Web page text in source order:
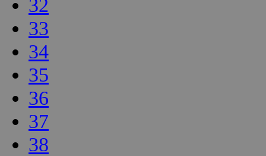
32
33
34
35
36
37
38